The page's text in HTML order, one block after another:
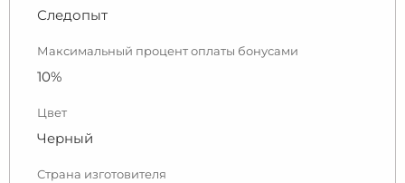
Следопыт
Максимальный процент оплаты бонусами
10%
Цвет
Черный
Страна изготовителя